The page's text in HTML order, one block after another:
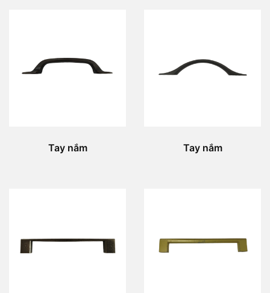
Tay nắm Tay nắm